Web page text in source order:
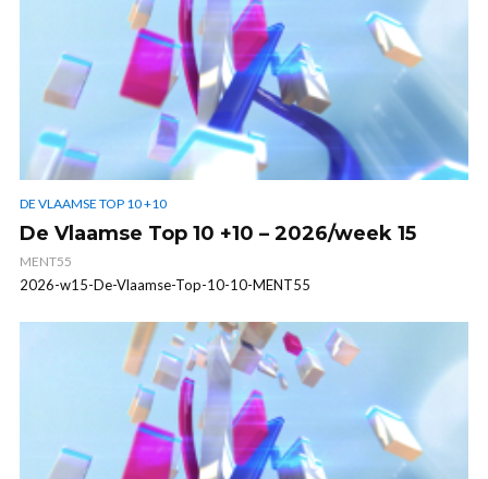
DE VLAAMSE TOP 10 +10
De Vlaamse Top 10 +10 – 2026/week 15
MENT55
2026-w15-De-Vlaamse-Top-10-10-MENT55